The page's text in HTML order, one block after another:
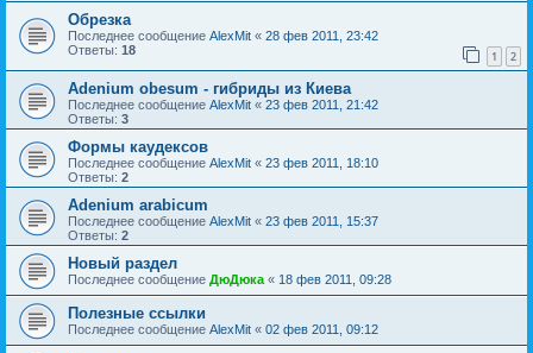
Обрезка
Последнее сообщение AlexMit « 28 фев 2011, 23:42
Ответы: 18 1 2
Adenium obesum - гибриды из Киева
Последнее сообщение AlexMit « 23 фев 2011, 21:42
Ответы: 3
Формы каудексов
Последнее сообщение AlexMit « 23 фев 2011, 18:10
Ответы: 2
Adenium arabicum
Последнее сообщение AlexMit « 23 фев 2011, 15:37
Ответы: 2
Новый раздел
Последнее сообщение ДюДюка« 18 фев 2011, 09:28
Полезные ссылки
Последнее сообщение AlexMit « 02 фев 2011, 09:12